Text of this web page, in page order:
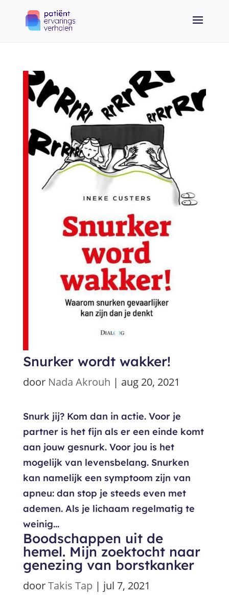
Snurker wordt wakker!
door Nada Akrouh | aug 20, 2021
Snurk jij? Kom dan in actie. Voor je
partner is het fijn als er een einde komt
aan jouw gesnurk. Voor jou is het
mogelijk van levensbelang. Snurken
kan namelijk een symptoom zijn van
apneu: dan stop je steeds even met
ademen. Als je lichaam regelmatig te
weinig...
Boodschappen uit de
hemel. Mijn zoektocht naar
genezing van borstkanker
doorTakis Tap | jul 7, 2021